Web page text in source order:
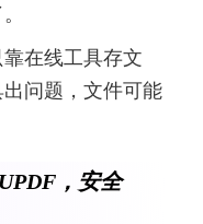
在线工具存文
问题，文件可能
，安全